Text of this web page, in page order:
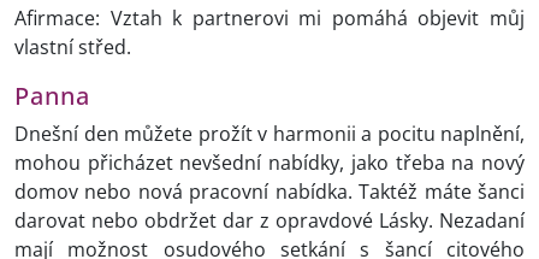
Afirmace: Vztah k partnerovi mi pomáhá objevit můj
vlastní střed.
Panna
Dnešní den můžete prožít v harmonii a pocitu naplnění,
mohou přicházet nevšední nabídky, jako třeba na nový
domov nebo nová pracovní nabídka. Taktéž máte šanci
darovat nebo obdržet dar z opravdové Lásky. Nezadaní
mají možnost osudového setkání s šancí citového